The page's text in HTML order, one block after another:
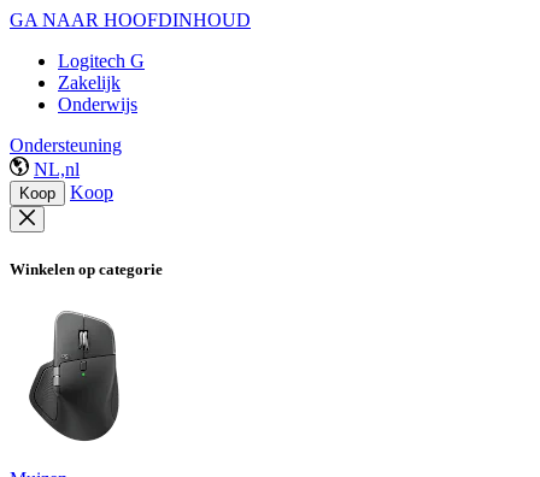
GA NAAR HOOFDINHOUD
Logitech G
Zakelijk
Onderwijs
Ondersteuning
NL,nl
Koop Koop
Winkelen op categorie